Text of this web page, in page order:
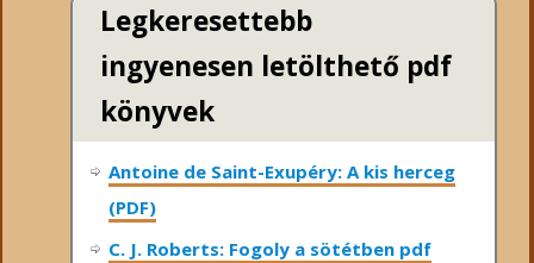
Legkeresettebb
ingyenesen letölthető pdf
könyvek
Antoine de Saint-Exupéry: A kis herceg
(PDF)
C. J. Roberts: Fogoly a sötétben pdf